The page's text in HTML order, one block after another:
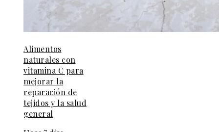
Alimentos
naturales con
vitamina C para
mejorar la
reparación de
tejidos y la salud
general